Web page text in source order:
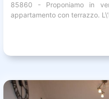
85860 - Proponiamo in
appartamento con terrazzo.